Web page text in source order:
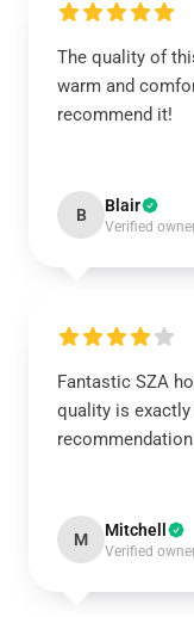
The quality of
warm and
recommend it!
B Blair
Verified
Fantastic SZA
quality is
M Mitchell
Verified